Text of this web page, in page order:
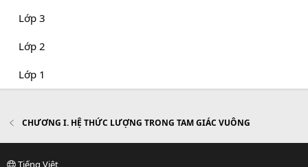
Lớp 3
Lớp 2
Lớp 1
CHƯƠNG I. HỆ THỨC LƯỢNG TRONG TAM GIÁC VUÔNG
Tiếng Việt